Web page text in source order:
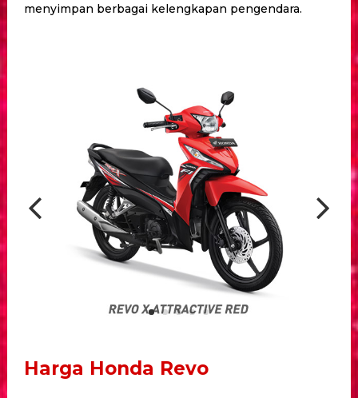
menyimpan ‎berbagai kelengkapan pengendara.
Harga Honda Revo